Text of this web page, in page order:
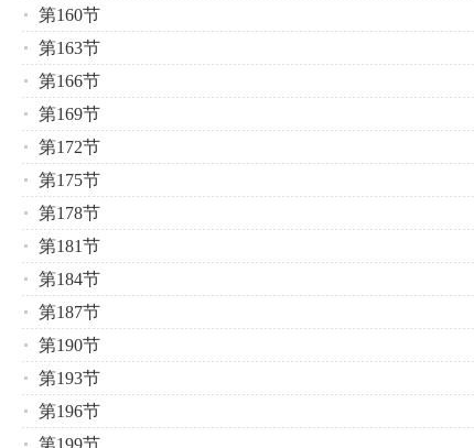
第160节
第163节
第166节
第169节
第172节
第175节
第178节
第181节
第184节
第187节
第190节
第193节
第196节
第199节